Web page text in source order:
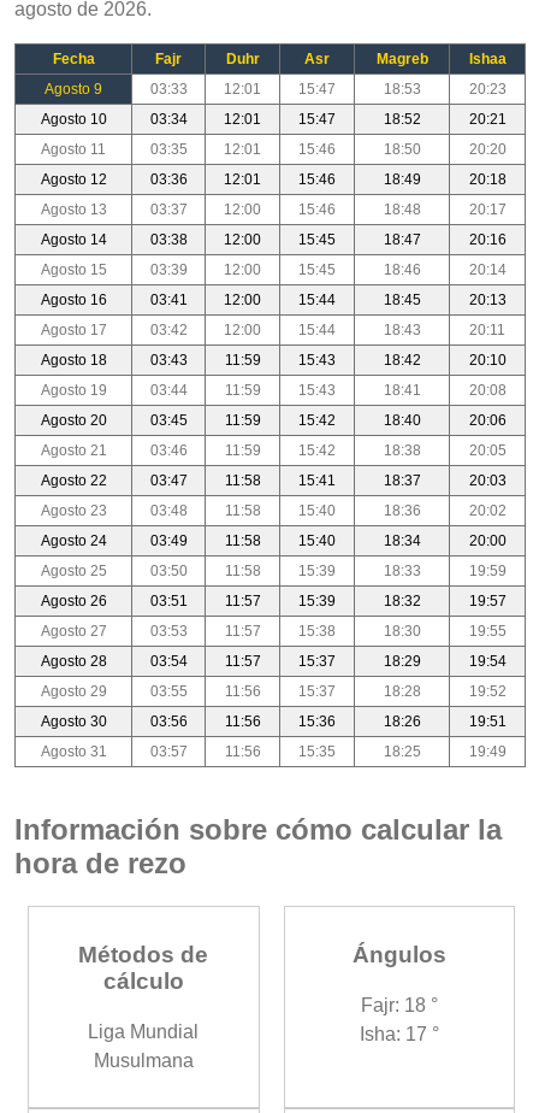
agosto de 2026.
Fecha Fajr Duhr Asr Magreb
Ishaa
Agosto 9
03:33 12:01 15:47 18:53
20:23
Agosto 10
03:34 12:01 15:47 18:52
20:21
Agosto 11
03:35 12:01 15:46 18:50
20:20
Agosto 12
03:36 12:01 15:46 18:49
20:18
Agosto 13
03:37 12:00 15:46 18:48
20:17
Agosto 14
03:38 12:00 15:45 18:47
20:16
Agosto 15
03:39 12:00 15:45 18:46
20:14
Agosto 16
03:41 12:00 15:44 18:45
20:13
Agosto 17
03:42 12:00 15:44 18:43
20:11
Agosto 18
03:43 11:59 15:43 18:42
20:10
Agosto 19
03:44 11:59 15:43 18:41
20:08
Agosto 20
03:45 11:59 15:42 18:40
20:06
Agosto 21
03:46 11:59 15:42 18:38
20:05
Agosto 22
03:47 11:58 15:41 18:37
20:03
Agosto 23
03:48 11:58 15:40 18:36
20:02
Agosto 24
03:49 11:58 15:40 18:34
20:00
Agosto 25
03:50 11:58 15:39 18:33
19:59
Agosto 26
03:51 11:57 15:39 18:32
19:57
Agosto 27
03:53 11:57 15:38 18:30
19:55
Agosto 28
03:54 11:57 15:37 18:29
19:54
Agosto 29
03:55 11:56 15:37 18:28
19:52
Agosto 30
03:56 11:56 15:36 18:26
19:51
Agosto 31
03:57 11:56 15:35 18:25 19:49
Información sobre cómo calcular la
hora de rezo
Métodos de
cálculo
Liga Mundial
Musulmana
Ángulos
Fajr: 18 °
Isha: 17 °